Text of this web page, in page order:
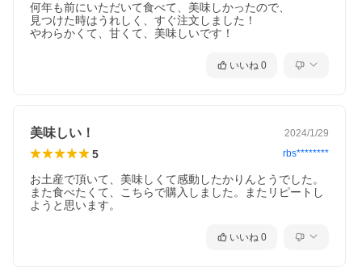
何年も前にいただいて食べて、美味しかったので、
見つけた時はうれしく、すぐ注文しました！
いいね 0
美味しい！ 2024/1/29
5 rbs********
お土産で頂いて、美味しくて感動したかりんとうでした。
また食べたくて、こちらで購入しました。またリピートし
ようと思います。
いいね 0